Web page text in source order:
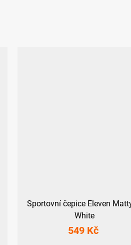
Sportovní čepice Eleven
White
549 Kč